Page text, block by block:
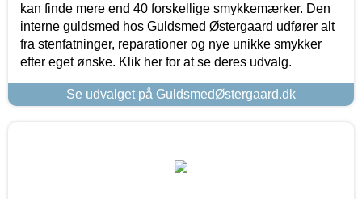
kan finde mere end 40 forskellige smykkemærker. Den
interne guldsmed hos Guldsmed Østergaard udfører alt
fra stenfatninger, reparationer og nye unikke smykker
efter eget ønske. Klik her for at se deres udvalg.
Se udvalget på GuldsmedØstergaard.dk